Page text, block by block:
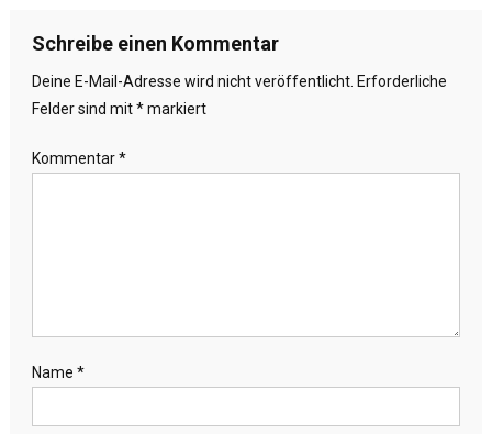
Schreibe einen Kommentar
Deine E-Mail-Adresse wird nicht veröffentlicht. Erforderliche
Felder sind mit*markiert
Kommentar*
Name *